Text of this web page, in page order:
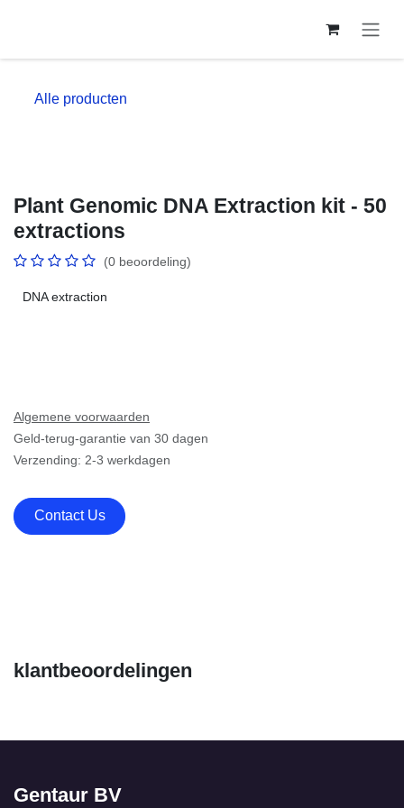
Alle producten
Plant Genomic DNA Extraction kit - 50
extractions
(0 beoordeling)
DNA extraction
Algemene voorwaarden
Geld-terug-garantie van 30 dagen
Verzending: 2-3 werkdagen
Contact Us
klantbeoordelingen
Gentaur BV